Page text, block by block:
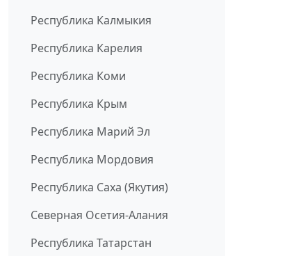
Республика Калмыкия
Республика Карелия
Республика Коми
Республика Крым
Республика Марий Эл
Республика Мордовия
Республика Саха (Якутия)
Северная Осетия-Алания
Республика Татарстан